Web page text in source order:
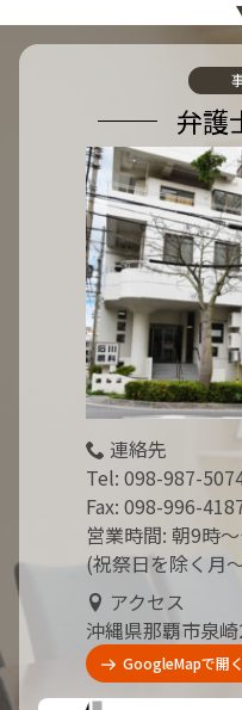
弁護
連絡先
Tel: 098-987-
Fax: 098-996-
営業時間: 朝9時
(祝祭日を除く月
アクセス
沖縄県那覇市泉
GoogleMapで開く